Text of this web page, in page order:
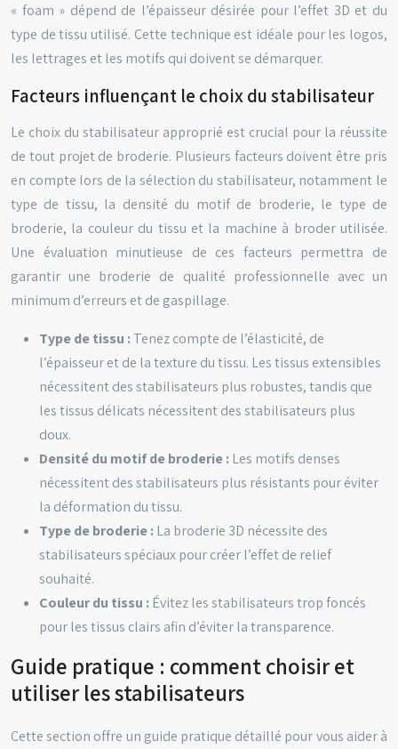
« foam » dépend de l’épaisseur désirée pour l’effet 3D et du
type de tissu utilisé. Cette technique est idéale pour les logos,
les lettrages et les motifs qui doivent se démarquer.
Facteurs influençant le choix du stabilisateur
Le choix du stabilisateur approprié est crucial pour la réussite
de tout projet de broderie. Plusieurs facteurs doivent être pris
en compte lors de la sélection du stabilisateur, notamment le
type de tissu, la densité du motif de broderie, le type de
broderie, la couleur du tissu et la machine à broder utilisée.
Une évaluation minutieuse de ces facteurs permettra de
garantir une broderie de qualité professionnelle avec un
minimum d’erreurs et de gaspillage.
Type de tissu :Tenez compte de l’élasticité, de
l’épaisseur et de la texture du tissu. Les tissus extensibles
nécessitent des stabilisateurs plus robustes, tandis que
les tissus délicats nécessitent des stabilisateurs plus
doux.
Densité du motif de broderie : Les motifs denses
nécessitent des stabilisateurs plus résistants pour éviter
la déformation du tissu.
Type de broderie : La broderie 3D nécessite des
stabilisateurs spéciaux pour créer l’effet de relief
souhaité.
Couleur du tissu : Évitez les stabilisateurs trop foncés
pour les tissus clairs afin d’éviter la transparence.
Guide pratique : comment choisir et
utiliser les stabilisateurs
Cette section offre un guide pratique détaillé pour vous aider à